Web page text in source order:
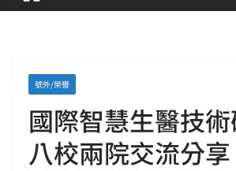
號外/榮譽
國際智慧生醫技
八校兩院交流分享